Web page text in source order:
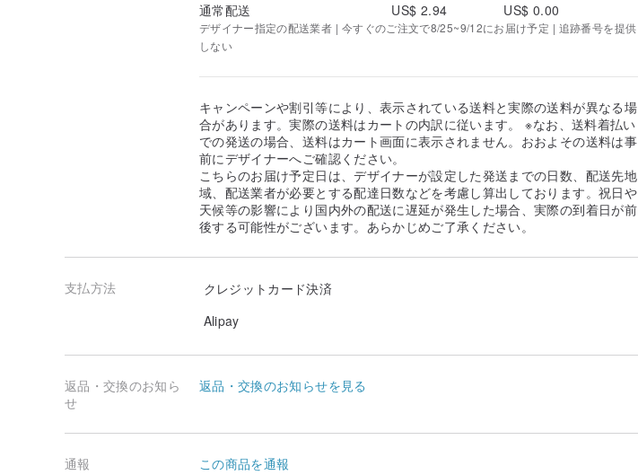
通常配送
US$ 2.94 US$ 0.00
デザイナー指定の配送業者 | 今すぐのご注文で8/25~9/12にお届け予定 | 追跡番号を提供
しない
キャンペーンや割引等により、表示されている送料と実際の送料が異なる場
合があります。実際の送料はカートの内訳に従います。 ※なお、送料着払い
での発送の場合、送料はカート画面に表示されません。おおよその送料は事
前にデザイナーへご確認ください。
こちらのお届け予定日は、デザイナーが設定した発送までの日数、配送先地
域、配送業者が必要とする配達日数などを考慮し算出しております。祝日や
天候等の影響により国内外の配送に遅延が発生した場合、実際の到着日が前
後する可能性がございます。あらかじめご了承ください。
支払方法
クレジットカード決済
Alipay
返品・交換のお知ら
せ
返品・交換のお知らせを見る
通報 この商品を通報